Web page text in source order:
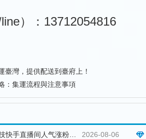
）：13712054816
臺灣，提供配送到臺府上！
：集運流程與注意事項
2026-08-06
人气涨粉点赞云端商城免费送